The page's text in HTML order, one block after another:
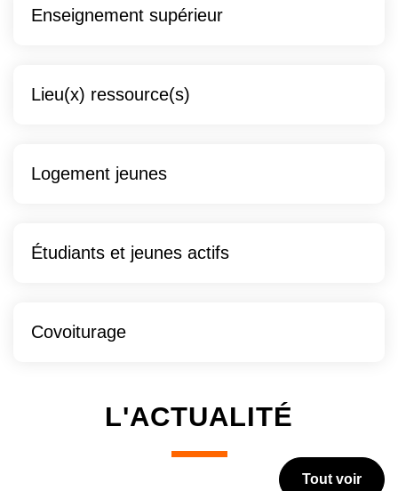
Enseignement supérieur
Lieu(x) ressource(s)
Logement jeunes
Étudiants et jeunes actifs
Covoiturage
L'ACTUALITÉ
Tout voir